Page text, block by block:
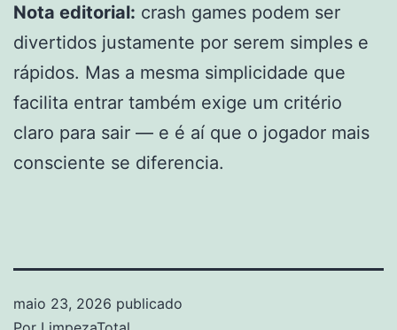
Nota editorial: crash games podem ser
divertidos justamente por serem simples e
rápidos. Mas a mesma simplicidade que
facilita entrar também exige um critério
claro para sair — e é aí que o jogador mais
consciente se diferencia.
maio 23, 2026 publicado